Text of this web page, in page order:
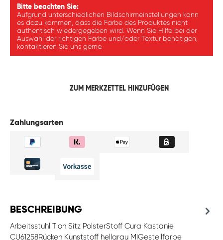
Bitte beachten Sie:
Aufgrund unterschiedlichen Bildschirmeinstellungen kann
es dazu kommen, dass die Farbe des Produktes nicht
authentisch wiedergegeben wird. Wenn Sie Hilfe bei der
Auswahl der richtigen Farbe und/oder Textur benötigen,
kontaktieren Sie uns gerne.
ZUM MERKZETTEL HINZUFÜGEN
Zahlungsarten
BESCHREIBUNG
Arbeitsstuhl Tion Sitz PolsterStoff Cura Kastanie
CU61258Rücken Kunststoff hellgrau MIGestellfarbe